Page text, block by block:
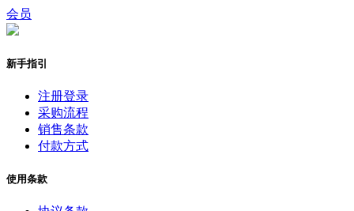
会员
新手指引
注册登录
采购流程
销售条款
付款方式
使用条款